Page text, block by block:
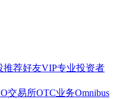
推荐好友VIP专业投资者
交易所OTC业务Omnibus